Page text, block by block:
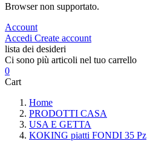
Browser non supportato.
Account
Accedi Create account
lista dei desideri
Ci sono più articoli nel tuo carrello
0
Cart
Home
PRODOTTI CASA
USA E GETTA
KOKING piatti FONDI 35 Pz